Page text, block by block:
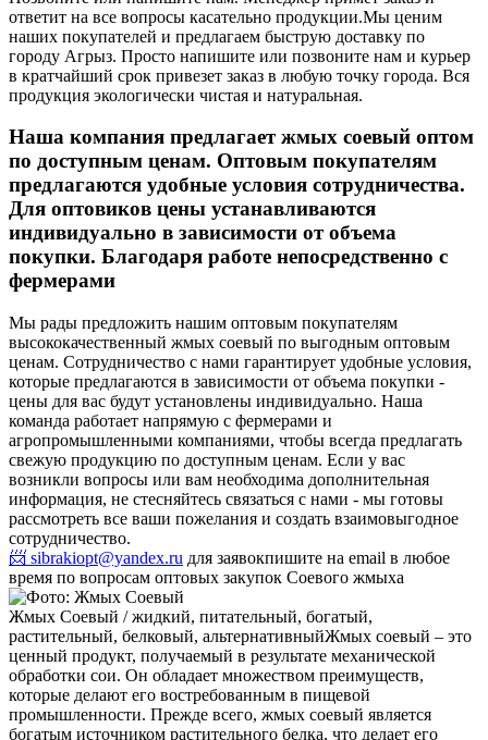
ответит на все вопросы касательно продукции.Мы ценим
наших покупателей и предлагаем быструю доставку по
городу Агрыз. Просто напишите или позвоните нам и курьер
в кратчайший срок привезет заказ в любую точку города. Вся
продукция экологически чистая и натуральная.
Наша компания предлагает жмых соевый оптом
по доступным ценам. Оптовым покупателям
предлагаются удобные условия сотрудничества.
Для оптовиков цены устанавливаются
индивидуально в зависимости от объема
покупки. Благодаря работе непосредственно с
фермерами
Мы рады предложить нашим оптовым покупателям
высококачественный жмых соевый по выгодным оптовым
ценам. Сотрудничество с нами гарантирует удобные условия,
которые предлагаются в зависимости от объема покупки -
цены для вас будут установлены индивидуально. Наша
команда работает напрямую с фермерами и
агропромышленными компаниями, чтобы всегда предлагать
свежую продукцию по доступным ценам. Если у вас
возникли вопросы или вам необходима дополнительная
информация, не стесняйтесь связаться с нами - мы готовы
рассмотреть все ваши пожелания и создать взаимовыгодное
сотрудничество.
📨 sibrakiopt@yandex.ru для заявокпишите на email в любое
время по вопросам оптовых закупок Соевого жмыха
Жмых Соевый / жидкий, питательный, богатый,
растительный, белковый, альтернативныйЖмых соевый – это
ценный продукт, получаемый в результате механической
обработки сои. Он обладает множеством преимуществ,
которые делают его востребованным в пищевой
промышленности. Прежде всего, жмых соевый является
богатым источником растительного белка, что делает его